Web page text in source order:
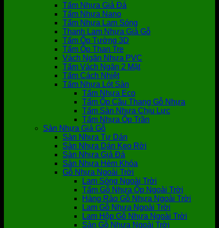
Tấm Nhựa Giả Đá
Tấm Nhựa Nano
Tấm Nhựa Lam Sóng
Thanh Lam Nhựa Giả Gỗ
Tấm Ốp Tường 3D
Tấm Ốp Than Tre
Vách Ngăn Nhựa PVC
Tấm Vách Ngăn 2 Mặt
Tấm Cách Nhiệt
Tấm Nhựa Lót Sàn
Tấm Nhựa Eco
Tấm Ốp Cầu Thang Gỗ Nhựa
Tấm Sàn Nhựa Chịu Lực
Tấm Nhựa Ốp Trần
Sàn Nhựa Giả Gỗ
Sàn Nhựa Tự Dán
Sàn Nhựa Dán Keo Rời
Sàn Nhựa Giả Đá
Sàn Nhựa Hèm Khóa
Gỗ Nhựa Ngoài Trời
Lam Sóng Ngoài Trời
Tấm Gỗ Nhựa Ốp Ngoài Trời
Hàng Rào Gỗ Nhựa Ngoài Trời
Lam Gỗ Nhựa Ngoài Trời
Lam Hộp Gỗ Nhựa Ngoài Trời
Sàn Gỗ Nhựa Ngoài Trời